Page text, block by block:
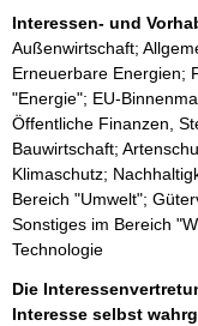
Interessen- und
Außenwirtschaft;
Erneuerbare Energien;
"Energie"; EU-
Öffentliche Finanzen,
Bauwirtschaft;
Klimaschutz;
Bereich "Umwelt";
Sonstiges im Bereich
Technologie
Die
Interesse selbst